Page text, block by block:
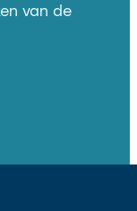
van de